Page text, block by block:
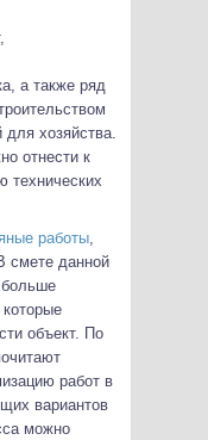
а также ряд
хозяйства.
отнести к
технических
работы,
смете данной
больше
объект. По
работ в
вариантов
можно